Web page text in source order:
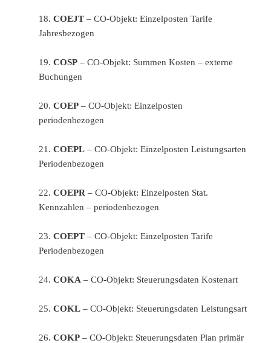
18.COEJT – CO-Objekt: Einzelposten Tarife
Jahresbezogen
19.COSP – CO-Objekt: Summen Kosten – externe
Buchungen
20.COEP – CO-Objekt: Einzelposten
periodenbezogen
21.COEPL – CO-Objekt: Einzelposten Leistungsarten
Periodenbezogen
22.COEPR – CO-Objekt: Einzelposten Stat.
Kennzahlen – periodenbezogen
23.COEPT – CO-Objekt: Einzelposten Tarife
Periodenbezogen
24.COKA – CO-Objekt: Steuerungsdaten Kostenart
25.COKL – CO-Objekt: Steuerungsdaten Leistungsart
26.COKP – CO-Objekt: Steuerungsdaten Plan primär